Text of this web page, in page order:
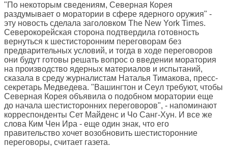
"По некоторым сведениям, Северная Корея
раздумывает о моратории в сфере ядерного оружия" -
эту новость сделала заголовком The New York Times.
Северокорейская сторона подтвердила готовность
вернуться к шестисторонним переговорам без
предварительных условий, и тогда в ходе переговоров
они будут готовы решать вопрос о введении моратория
на производство ядерных материалов и испытаний,
сказала в среду журналистам Наталья Тимакова, пресс-
секретарь Медведева. "Вашингтон и Сеул требуют, чтобы
Северная Корея объявила о подобном моратории еще
до начала шестисторонних переговоров", - напоминают
корреспонденты Сет Майденс и Чо Санг-Хун. И все же
слова Ким Чен Ира - еще один знак, что его
правительство хочет возобновить шестисторонние
переговоры, считает газета.